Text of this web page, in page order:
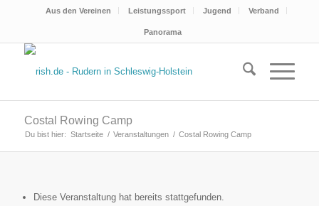
Aus den Vereinen Leistungssport Jugend Verband
Panorama
Costal Rowing Camp
Du bist hier: Startseite / Veranstaltungen / Costal Rowing Camp
Diese Veranstaltung hat bereits stattgefunden.